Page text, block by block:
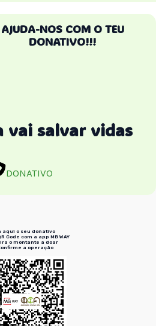
AJUDA-NOS COM O TEU
DONATIVO!!!
vai salvar vidas
DONATIVO
aqui o seu donativo
Code com a app MB WAY
o montante a doar
a operação